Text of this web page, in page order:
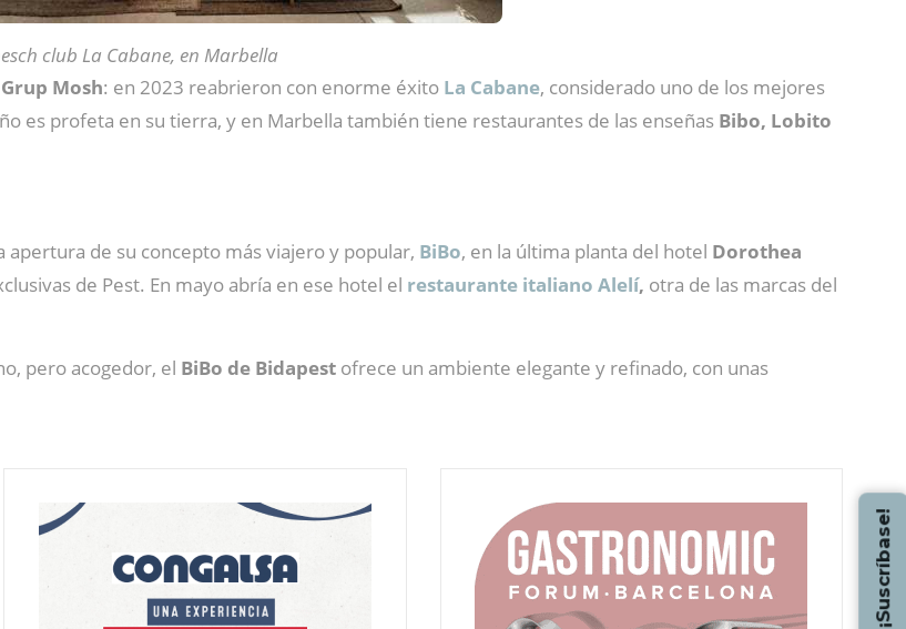
club La Cabane, en Marbella
Grup Mosh: en 2023 reabrieron con enorme éxito La Cabane, considerado uno de los mejores
es profeta en su tierra, y en Marbella también tiene restaurantes de las enseñas Bibo, Lobito
apertura de su concepto más viajero y popular, BiBo, en la última planta del hotel Dorothea
de Pest. En mayo abría en ese hotel el restaurante italiano Alelí, otra de las marcas del
pero acogedor, el BiBo de Bidapest ofrece un ambiente elegante y refinado, con unas
¡Suscríbase!